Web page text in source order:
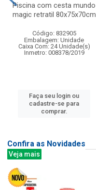
Piscina com cesta mundo
magic retratil 80x75x70cm
Código: 832905
Embalagem: Unidade
Caixa Com: 24 Unidade(s)
Inmetro: 008378/2019
Faça seu login ou
cadastre-se para
comprar.
Confira as Novidades
Veja mais